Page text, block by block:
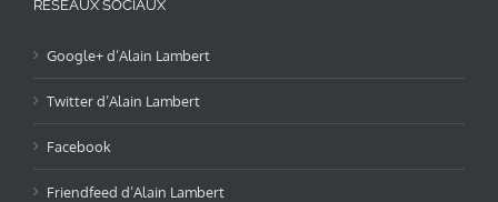
RÉSEAUX SOCIAUX
Google+ d’Alain Lambert
Twitter d’Alain Lambert
Facebook
Friendfeed d’Alain Lambert